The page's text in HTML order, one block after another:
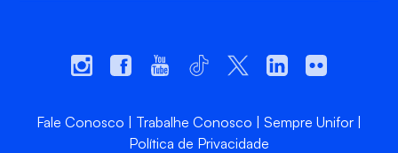
Fale Conosco Trabalhe Conosco
Sempre Unifor
Política de Privacidade